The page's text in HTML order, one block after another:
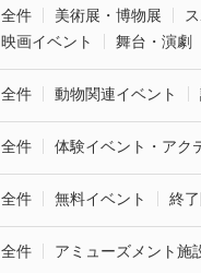
全件 美術展・博物展
映画イベント
舞台・演劇
全件 動物関連イベント
全件 体験イベント・アク
全件 無料イベント 終
全件 アミューズメント施